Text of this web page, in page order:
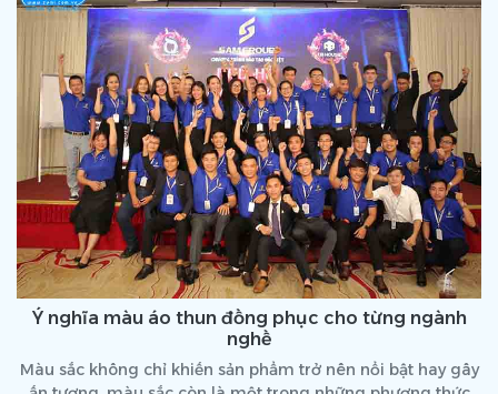
Ý nghĩa màu áo thun đồng phục cho từng ngành
nghề
Màu sắc không chỉ khiến sản phẩm trở nên nổi bật hay gây